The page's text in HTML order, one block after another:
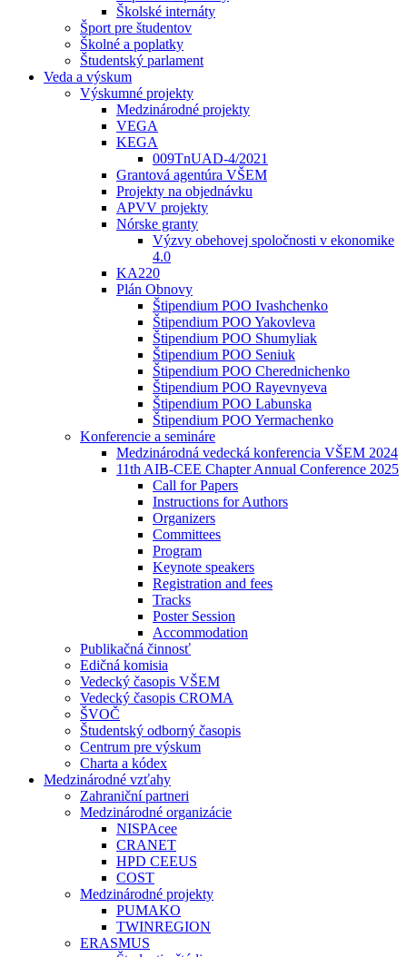
Školské internáty
Šport pre študentov
Školné a poplatky
Študentský parlament
Veda a výskum
Výskumné projekty
Medzinárodné projekty
VEGA
KEGA
009TnUAD-4/2021
Grantová agentúra VŠEM
Projekty na objednávku
APVV projekty
Nórske granty
Výzvy obehovej spoločnosti v ekonomike
4.0
KA220
Plán Obnovy
Štipendium POO Ivashchenko
Štipendium POO Yakovleva
Štipendium POO Shumyliak
Štipendium POO Seniuk
Štipendium POO Cherednichenko
Štipendium POO Rayevnyeva
Štipendium POO Labunska
Štipendium POO Yermachenko
Konferencie a semináre
Medzinárodná vedecká konferencia VŠEM 2024
11th AIB-CEE Chapter Annual Conference 2025
Call for Papers
Instructions for Authors
Organizers
Committees
Program
Keynote speakers
Registration and fees
Tracks
Poster Session
Accommodation
Publikačná činnosť
Edičná komisia
Vedecký časopis VŠEM
Vedecký časopis CROMA
ŠVOČ
Študentský odborný časopis
Centrum pre výskum
Charta a kódex
Medzinárodné vzťahy
Zahraniční partneri
Medzinárodné organizácie
NISPAcee
CRANET
HPD CEEUS
COST
Medzinárodné projekty
PUMAKO
TWINREGION
ERASMUS